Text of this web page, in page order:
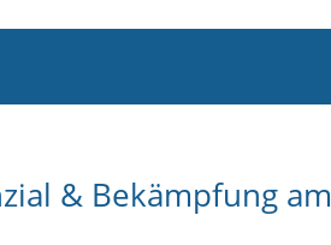
& Bekämpfung am